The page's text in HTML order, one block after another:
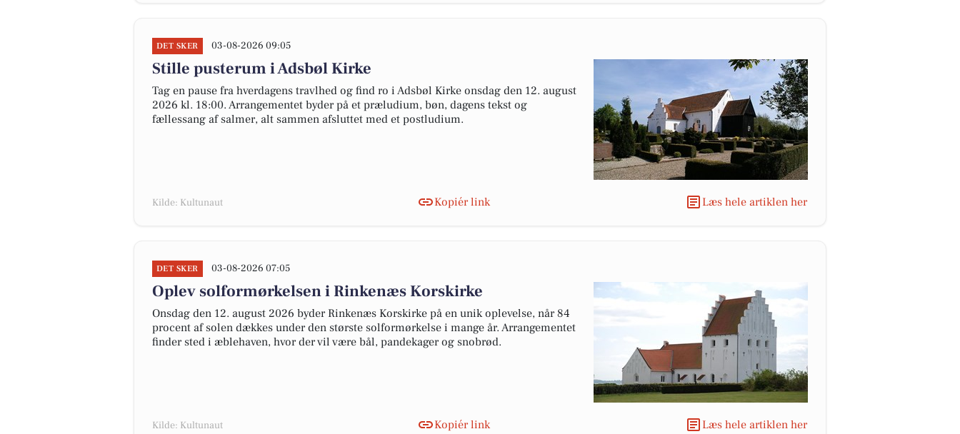
DET SKER 03-08-2026 09:05
Stille pusterum i Adsbøl Kirke
Tag en pause fra hverdagens travlhed og find ro i Adsbøl Kirke onsdag den 12. august
2026 kl. 18:00. Arrangementet byder på et præludium, bøn, dagens tekst og
fællessang af salmer, alt sammen afsluttet med et postludium.
Kilde: Kultunaut Kopiér link Læs hele artiklen her
DET SKER 03-08-2026 07:05
Oplev solformørkelsen i Rinkenæs Korskirke
Onsdag den 12. august 2026 byder Rinkenæs Korskirke på en unik oplevelse, når 84
procent af solen dækkes under den største solformørkelse i mange år. Arrangementet
finder sted i æblehaven, hvor der vil være bål, pandekager og snobrød.
Kilde: Kultunaut Kopiér link Læs hele artiklen her